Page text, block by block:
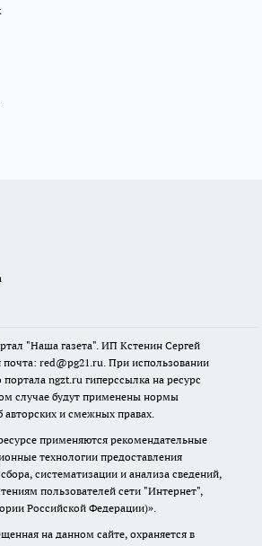
"Наша газета". ИП Кстенин Сергей
red@pg21.ru. При использовании
ngzt.ru гиперссылка на ресурс
случае будут применены нормы
авторских и смежных правах.
применяются рекомендательные
технологии предоставления
систематизации и анализа сведений,
пользователей сети "Интернет",
Российской Федерации)».
на данном сайте, охраняется в